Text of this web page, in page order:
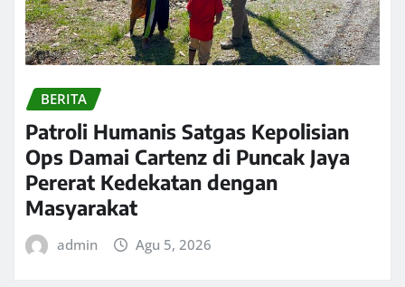
BERITA
Patroli Humanis Satgas Kepolisian
Ops Damai Cartenz di Puncak Jaya
Pererat Kedekatan dengan
Masyarakat
admin Agu 5, 2026